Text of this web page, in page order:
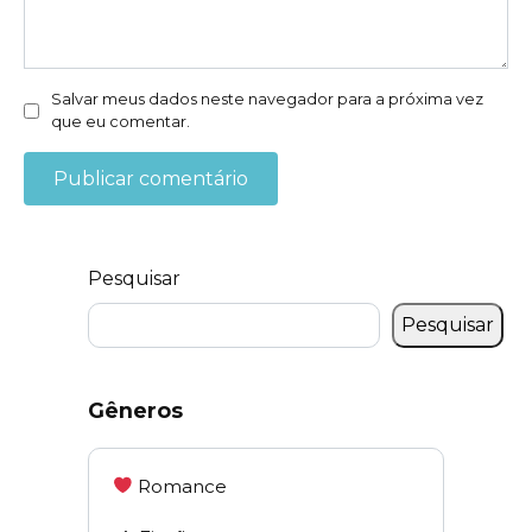
Salvar meus dados neste navegador para a próxima vez
que eu comentar.
Pesquisar
Pesquisar
Gêneros
Romance